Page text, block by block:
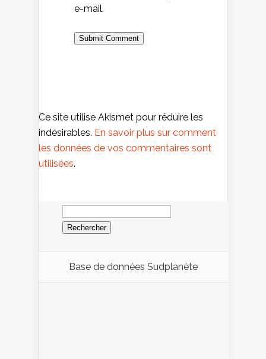
e-mail.
Ce site utilise Akismet pour réduire les
indésirables. En savoir plus sur comment
les données de vos commentaires sont
utilisées.
Rechercher :
Base de données Sudplanète